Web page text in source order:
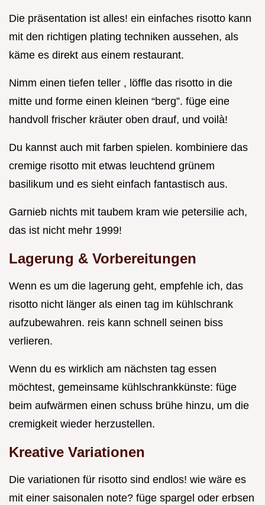
Die präsentation ist alles! ein einfaches risotto kann
mit den richtigen plating techniken aussehen, als
käme es direkt aus einem restaurant.
Nimm einen tiefen teller , löffle das risotto in die
mitte und forme einen kleinen “berg”. füge eine
handvoll frischer kräuter oben drauf, und voilà!
Du kannst auch mit farben spielen. kombiniere das
cremige risotto mit etwas leuchtend grünem
basilikum und es sieht einfach fantastisch aus.
Garnieb nichts mit taubem kram wie petersilie ach,
das ist nicht mehr 1999!
Lagerung & Vorbereitungen
Wenn es um die lagerung geht, empfehle ich, das
risotto nicht länger als einen tag im kühlschrank
aufzubewahren. reis kann schnell seinen biss
verlieren.
Wenn du es wirklich am nächsten tag essen
möchtest, gemeinsame kühlschrankkünste: füge
beim aufwärmen einen schuss brühe hinzu, um die
cremigkeit wieder herzustellen.
Kreative Variationen
Die variationen für risotto sind endlos! wie wäre es
mit einer saisonalen note? füge spargel oder erbsen